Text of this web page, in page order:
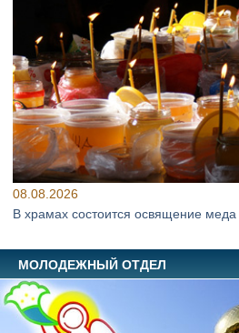
08.08.2026
В храмах состоится освящение меда
МОЛОДЕЖНЫЙ ОТДЕЛ